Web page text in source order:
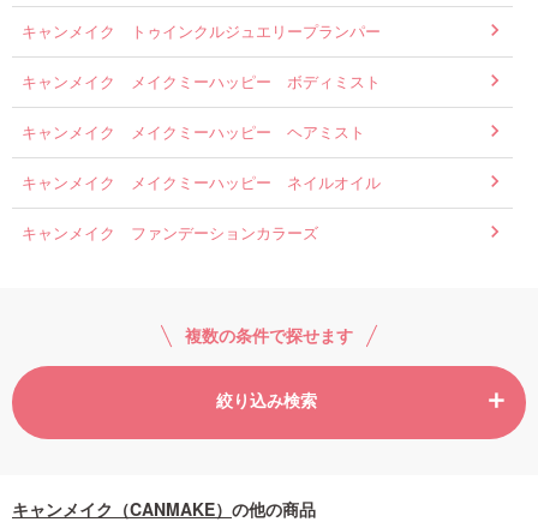
キャンメイク トゥインクルジュエリープランパー
キャンメイク メイクミーハッピー ボディミスト
キャンメイク メイクミーハッピー ヘアミスト
キャンメイク メイクミーハッピー ネイルオイル
キャンメイク ファンデーションカラーズ
複数の条件で探せます
絞り込み検索
キャンメイク（CANMAKE） の他の商品